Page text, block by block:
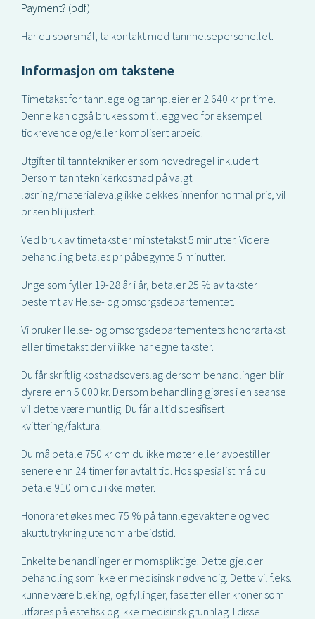
Payment? (pdf)
Har du spørsmål, ta kontakt med tannhelsepersonellet.
Informasjon om takstene
Timetakst for tannlege og tannpleier er 2 640 kr pr time.
Denne kan også brukes som tillegg ved for eksempel
tidkrevende og/eller komplisert arbeid.
Utgifter til tanntekniker er som hovedregel inkludert.
Dersom tannteknikerkostnad på valgt
løsning/materialevalg ikke dekkes innenfor normal pris, vil
prisen bli justert.
Ved bruk av timetakst er minstetakst 5 minutter. Videre
behandling betales pr påbegynte 5 minutter.
Unge som fyller 19-28 år i år, betaler 25 % av takster
bestemt av Helse- og omsorgsdepartementet.
Vi bruker Helse- og omsorgsdepartementets honorartakst
eller timetakst der vi ikke har egne takster.
Du får skriftlig kostnadsoverslag dersom behandlingen blir
dyrere enn 5 000 kr. Dersom behandling gjøres i en seanse
vil dette være muntlig. Du får alltid spesifisert
kvittering/faktura.
Du må betale 750 kr om du ikke møter eller avbestiller
senere enn 24 timer før avtalt tid. Hos spesialist må du
betale 910 om du ikke møter.
Honoraret økes med 75 % på tannlegevaktene og ved
akuttutrykning utenom arbeidstid.
Enkelte behandlinger er momspliktige. Dette gjelder
behandling som ikke er medisinsk nødvendig. Dette vil f.eks.
kunne være bleking, og fyllinger, fasetter eller kroner som
utføres på estetisk og ikke medisinsk grunnlag. I disse